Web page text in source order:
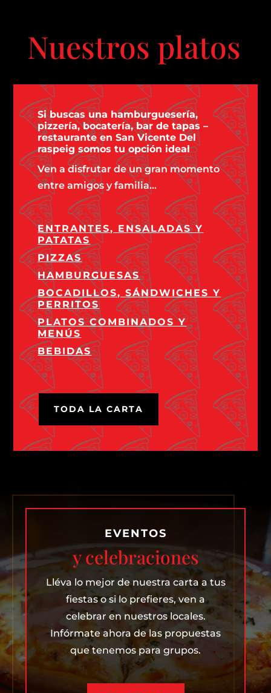
Nuestros platos
Si buscas una hamburguesería,
pizzería, bocatería, bar de tapas –
restaurante en San Vicente Del
raspeig somos tu opción ideal
Ven a disfrutar de un gran momento
entre amigos y familia…
ENTRANTES, ENSALADAS Y
PATATAS
PIZZAS
HAMBURGUESAS
BOCADILLOS, SÁNDWICHES Y
PERRITOS
PLATOS COMBINADOS Y
MENÚS
BEBIDAS
TODA LA CARTA
EVENTOS
y celebraciones
Lléva lo mejor de nuestra carta a tus
fiestas o si lo prefieres, ven a
celebrar en nuestros locales.
Infórmate ahora de las propuestas
que tenemos para grupos.